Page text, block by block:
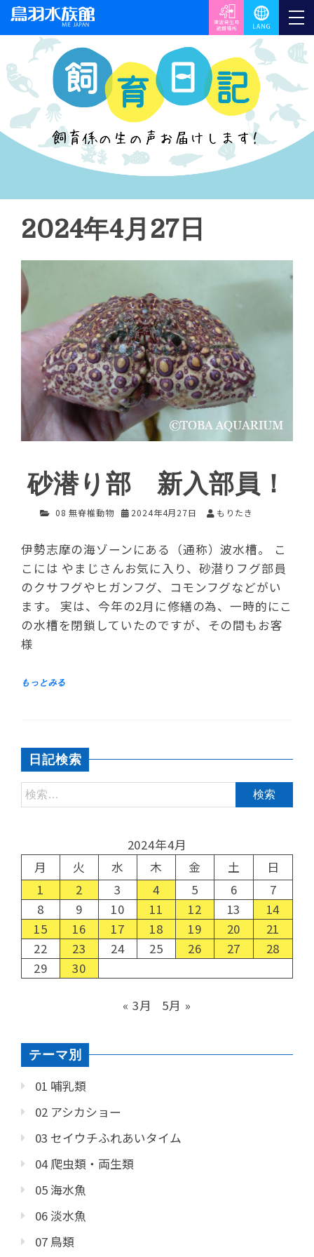
2024年4月27日
砂潜り部 新入部員！
08 無脊椎動物 2024年4月27日 もりたき
伊勢志摩の海ゾーンにある（通称）波水槽。 こ
こには やまじさんお気に入り、砂潜りフグ部員
のクサフグやヒガンフグ、コモンフグなどがい
ます。 実は、今年の2月に修繕の為、一時的にこ
の水槽を閉鎖していたのですが、その間もお客
様
日記検索
2024年4月
月
火 水 木 金 土
日
1
2 3 4 5 6
7
8
9 10 11 12 13
14
15
16 17 18 19 20
21
22
23 24 25 26 27
28
29
30
« 3月 5月 »
テーマ別
01 哺乳類
02 アシカショー
03 セイウチふれあいタイム
04 爬虫類・両生類
05 海水魚
06 淡水魚
07 鳥類